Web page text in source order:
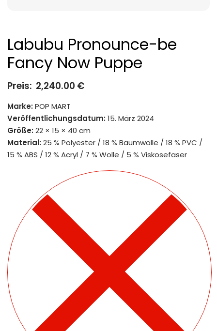
Labubu Pronounce-be
Fancy Now Puppe
Preis: 2,240.00 €
Marke: POP MART
Veröffentlichungsdatum: 15. März 2024
Größe: 22 × 15 × 40 cm
Material: 25 % Polyester / 18 % Baumwolle / 18 % PVC /
15 % ABS / 12 % Acryl / 7 % Wolle / 5 % Viskosefaser